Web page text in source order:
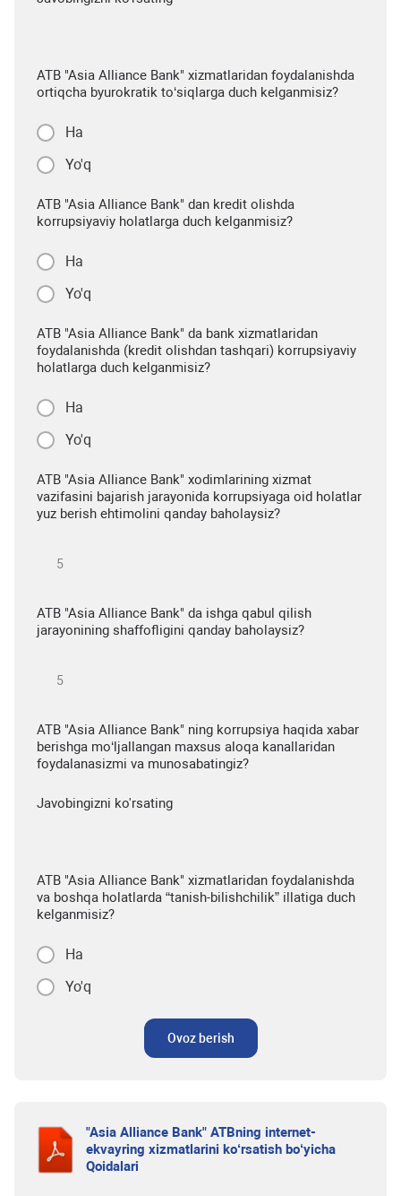
ATB "Asia Alliance Bank" xizmatlaridan foydalanishda
ortiqcha byurokratik to‘siqlarga duch kelganmisiz?
Ha
Yo'q
ATB "Asia Alliance Bank" dan kredit olishda
korrupsiyaviy holatlarga duch kelganmisiz?
Ha
Yo'q
ATB "Asia Alliance Bank" da bank xizmatlaridan
foydalanishda (kredit olishdan tashqari) korrupsiyaviy
holatlarga duch kelganmisiz?
Ha
Yo'q
ATB "Asia Alliance Bank" xodimlarining xizmat
vazifasini bajarish jarayonida korrupsiyaga oid holatlar
yuz berish ehtimolini qanday baholaysiz?
ATB "Asia Alliance Bank" da ishga qabul qilish
jarayonining shaffofligini qanday baholaysiz?
ATB "Asia Alliance Bank" ning korrupsiya haqida xabar
berishga mo‘ljallangan maxsus aloqa kanallaridan
foydalanasizmi va munosabatingiz?
Javobingizni ko'rsating
ATB "Asia Alliance Bank" xizmatlaridan foydalanishda
va boshqa holatlarda “tanish-bilishchilik” illatiga duch
kelganmisiz?
Ha
Yo'q
Ovoz berish
"Asia Alliance Bank" ATBning internet-
ekvayring xizmatlarini ko‘rsatish bo‘yicha
Qoidalari